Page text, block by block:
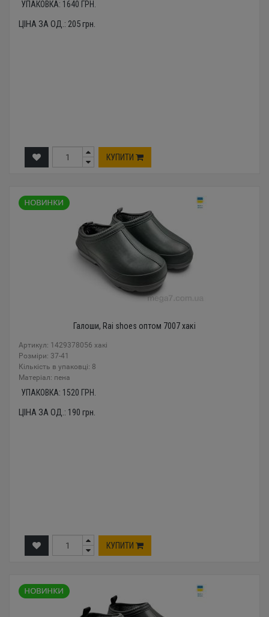
УПАКОВКА: 1640 ГРН.
ЦІНА ЗА ОД.: 205грн.
КУПИТИ
Галоши, Rai shoes оптом 7007 хакі
Артикул: 1429378056 хакі
Розміри: 37-41
Кількість в упаковці: 8
Mатеріал: пена
УПАКОВКА: 1520 ГРН.
ЦІНА ЗА ОД.: 190 грн.
КУПИТИ